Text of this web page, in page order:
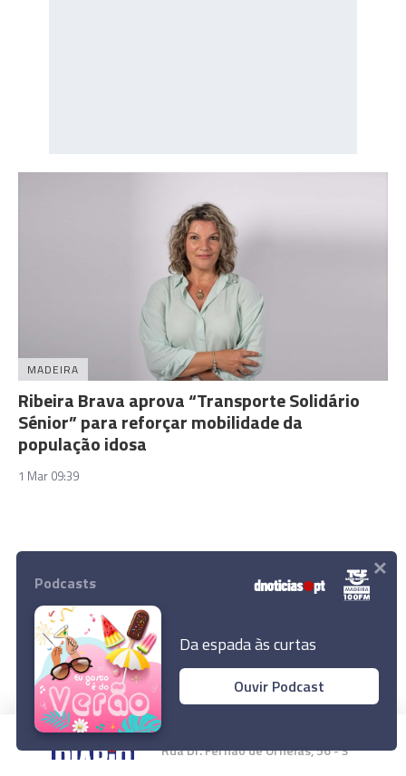
MADEIRA
Ribeira Brava aprova “Transporte Solidário
Sénior” para reforçar mobilidade da
população idosa
1 Mar 09:39
Carregar mais notícias
Rua Dr. Fernão de Ornelas, 56 - 3º
Podcasts
Da espada às curtas
Ouvir Podcast
×